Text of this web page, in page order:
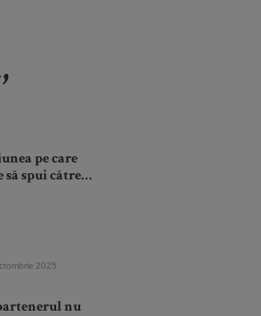
pe care
să spui către
2025
nu